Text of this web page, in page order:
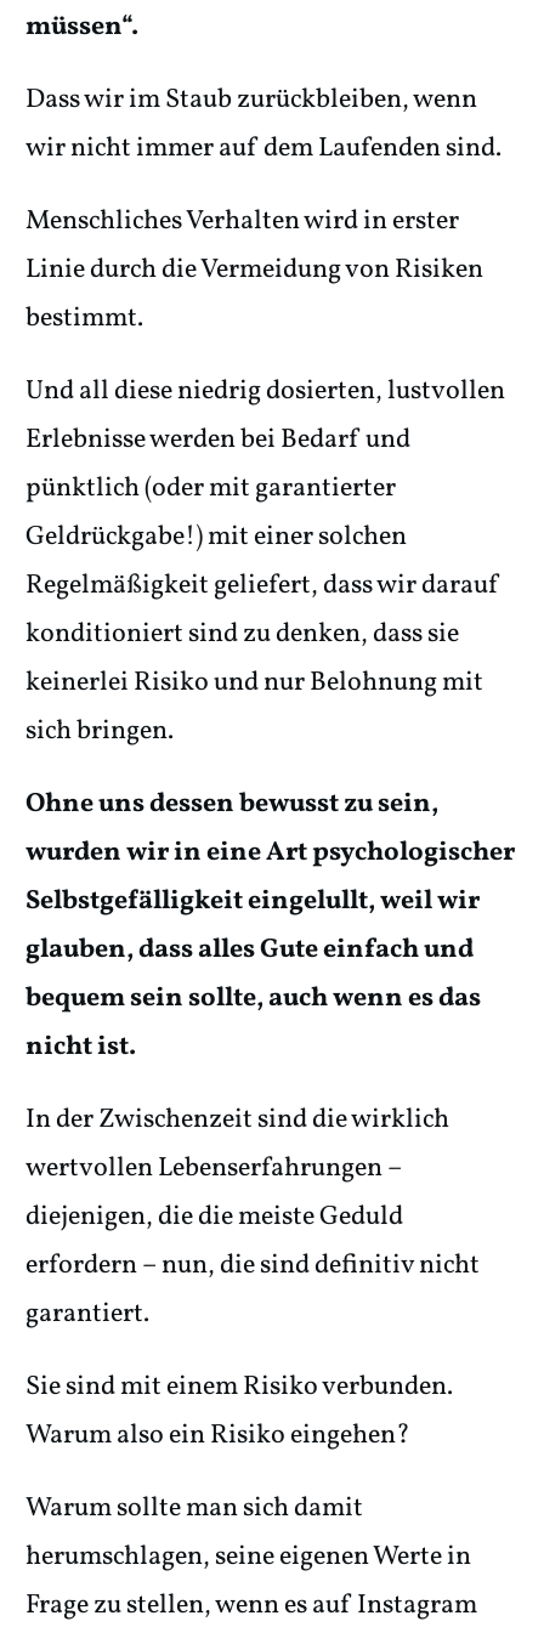
müssen“.
Dass wir im Staub zurückbleiben, wenn
wir nicht immer auf dem Laufenden sind.
Menschliches Verhalten wird in erster
Linie durch die Vermeidung von Risiken
bestimmt.
Und all diese niedrig dosierten, lustvollen
Erlebnisse werden bei Bedarf und
pünktlich (oder mit garantierter
Geldrückgabe!) mit einer solchen
Regelmäßigkeit geliefert, dass wir darauf
konditioniert sind zu denken, dass sie
keinerlei Risiko und nur Belohnung mit
sich bringen.
Ohne uns dessen bewusst zu sein,
wurden wir in eine Art psychologischer
Selbstgefälligkeit eingelullt, weil wir
glauben, dass alles Gute einfach und
bequem sein sollte, auch wenn es das
nicht ist.
In der Zwischenzeit sind die wirklich
wertvollen Lebenserfahrungen –
diejenigen, die die meiste Geduld
erfordern – nun, die sind definitiv nicht
garantiert.
Sie sind mit einem Risiko verbunden.
Warum also ein Risiko eingehen?
Warum sollte man sich damit
herumschlagen, seine eigenen Werte in
Frage zu stellen, wenn es auf Instagram